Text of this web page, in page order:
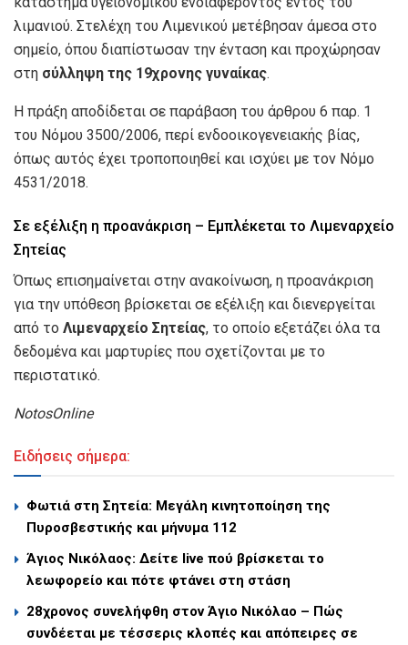
λιμανιού. Στελέχη του Λιμενικού μετέβησαν άμεσα στο
σημείο, όπου διαπίστωσαν την ένταση και προχώρησαν
στη σύλληψη της 19χρονης γυναίκας.
Η πράξη αποδίδεται σε παράβαση του άρθρου 6 παρ. 1
του Νόμου 3500/2006, περί ενδοοικογενειακής βίας,
όπως αυτός έχει τροποποιηθεί και ισχύει με τον Νόμο
4531/2018.
Σε εξέλιξη η προανάκριση – Εμπλέκεται το Λιμεναρχείο
Σητείας
Όπως επισημαίνεται στην ανακοίνωση, η προανάκριση
για την υπόθεση βρίσκεται σε εξέλιξη και διενεργείται
από το Λιμεναρχείο Σητείας, το οποίο εξετάζει όλα τα
δεδομένα και μαρτυρίες που σχετίζονται με το
περιστατικό.
NotosOnline
Ειδήσεις σήμερα:
Φωτιά στη Σητεία: Μεγάλη κινητοποίηση της
Πυροσβεστικής και μήνυμα 112
Άγιος Νικόλαος: Δείτε live πού βρίσκεται το
λεωφορείο και πότε φτάνει στη στάση
28χρονος συνελήφθη στον Άγιο Νικόλαο – Πώς
συνδέεται με τέσσερις κλοπές και απόπειρες σε